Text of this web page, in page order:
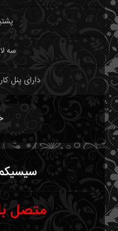
سه
دارای پنل
متصل